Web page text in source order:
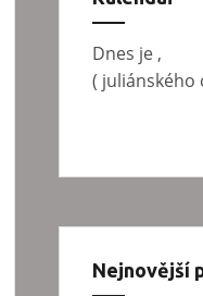
v
á
n
Dnes je ,
( juliánského
Nejnovější